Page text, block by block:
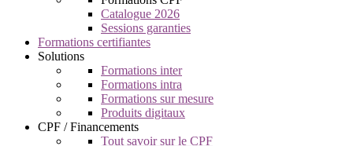
Catalogue 2026
Sessions garanties
Formations certifiantes
Solutions
Formations inter
Formations intra
Formations sur mesure
Produits digitaux
CPF / Financements
Tout savoir sur le CPF